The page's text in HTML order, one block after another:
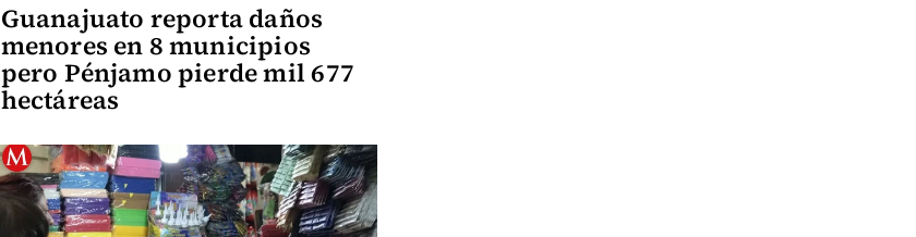
Guanajuato reporta daños
menores en 8 municipios
pero Pénjamo pierde mil 677
hectáreas